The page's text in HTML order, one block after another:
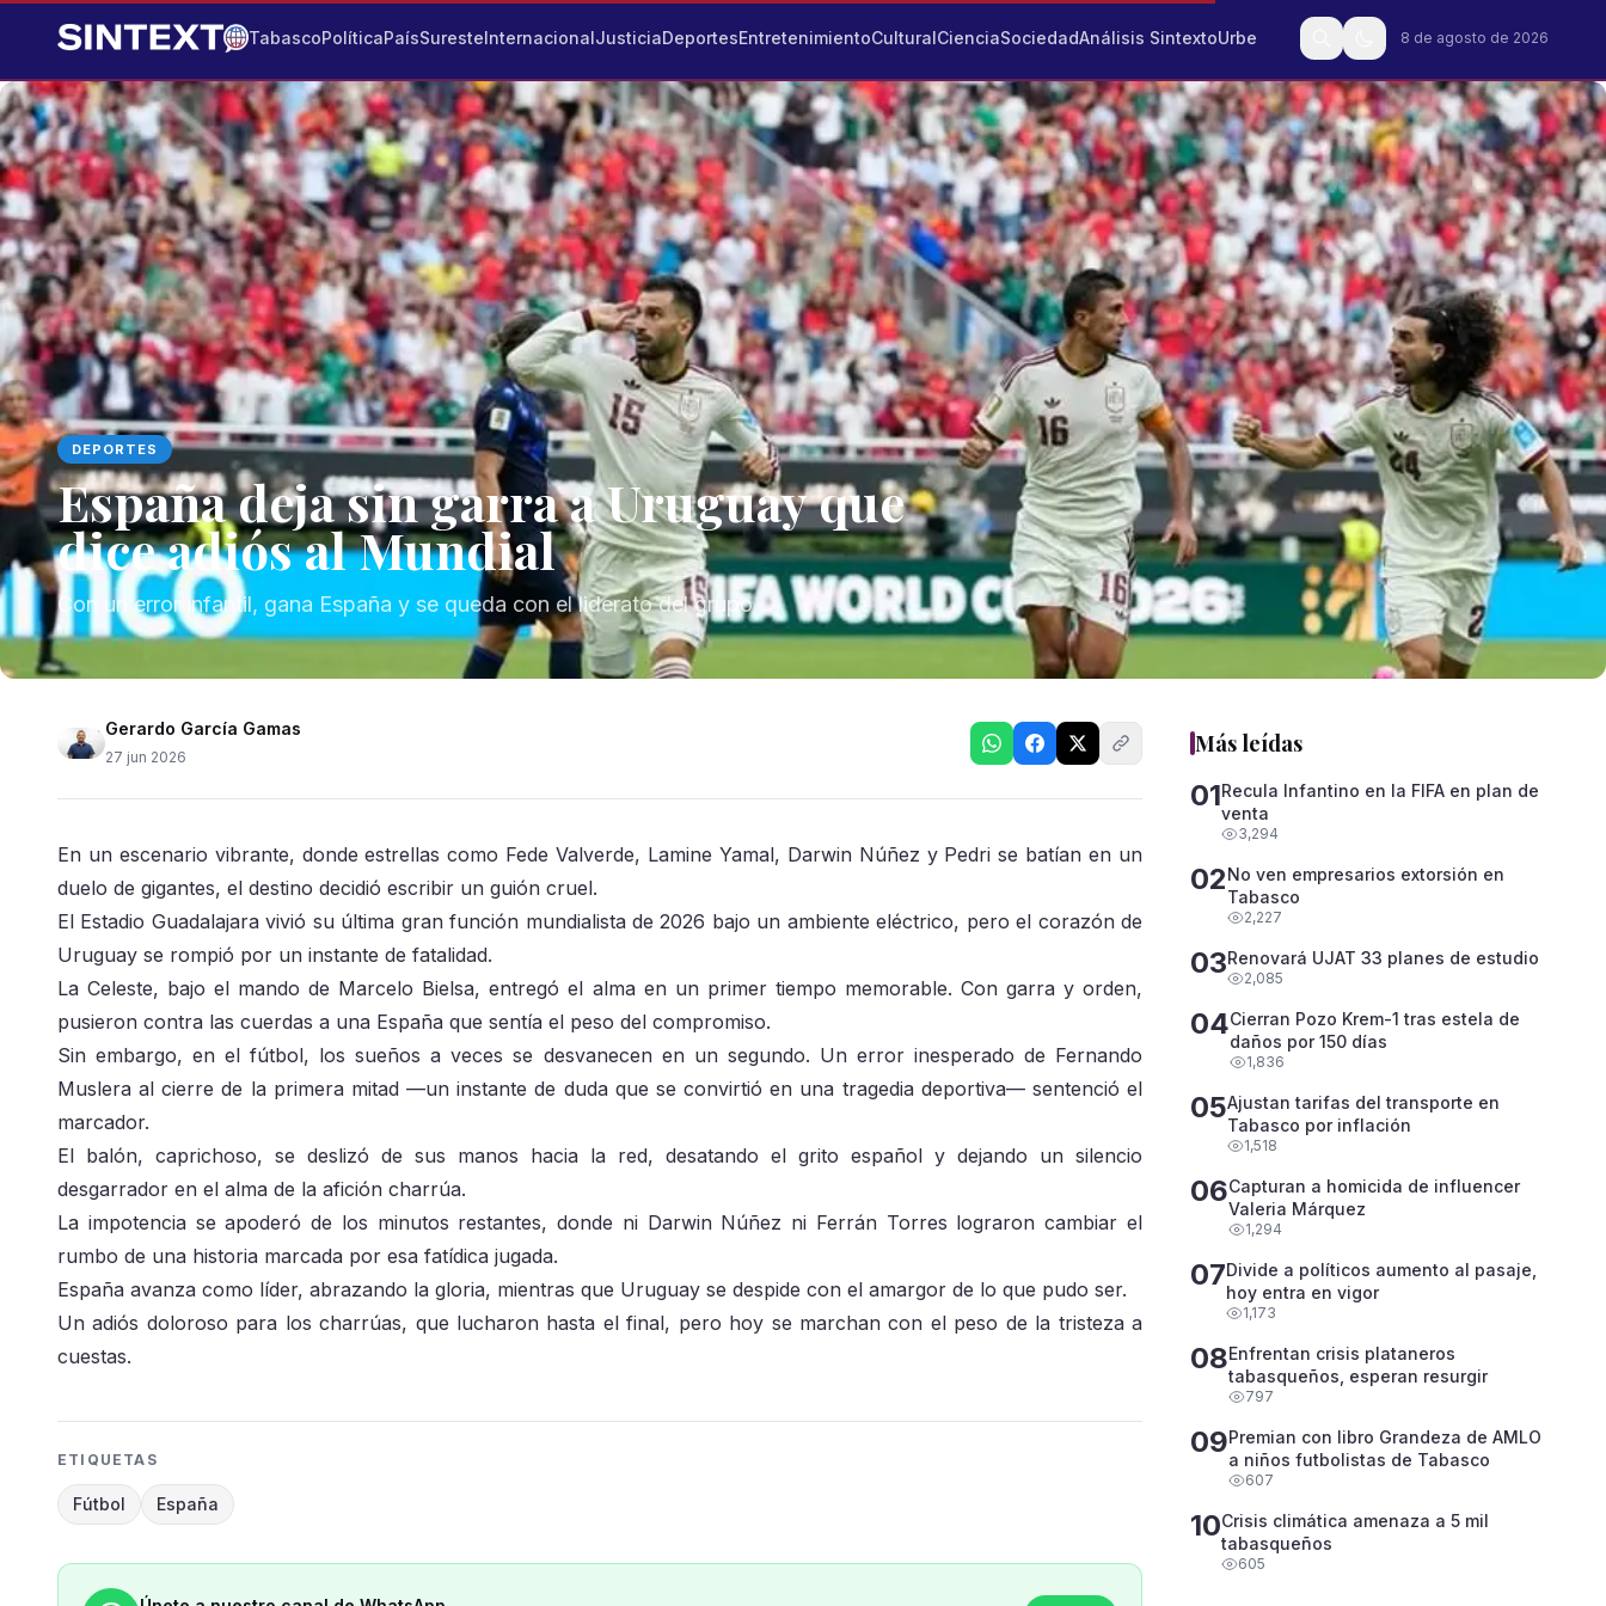
TabascoPolíticaPaísSuresteInternacionalJusticiaDeportesEntretenimientoCulturalCienciaSociedadAnálisis SintextoUrbe 8 de agosto de 2026
DEPORTES
España deja sin garra a Uruguay que
dice adiós al Mundial
Con un error infantil, gana España y se queda con el liderato del grupo
Gerardo García Gamas
27 jun 2026
En un escenario vibrante, donde estrellas como Fede Valverde, Lamine Yamal, Darwin Núñez y Pedri se batían en un
duelo de gigantes, el destino decidió escribir un guión cruel.
El Estadio Guadalajara vivió su última gran función mundialista de 2026 bajo un ambiente eléctrico, pero el corazón de
Uruguay se rompió por un instante de fatalidad.
La Celeste, bajo el mando de Marcelo Bielsa, entregó el alma en un primer tiempo memorable. Con garra y orden,
pusieron contra las cuerdas a una España que sentía el peso del compromiso.
Sin embargo, en el fútbol, los sueños a veces se desvanecen en un segundo. Un error inesperado de Fernando
Muslera al cierre de la primera mitad —un instante de duda que se convirtió en una tragedia deportiva— sentenció el
marcador.
El balón, caprichoso, se deslizó de sus manos hacia la red, desatando el grito español y dejando un silencio
desgarrador en el alma de la afición charrúa.
La impotencia se apoderó de los minutos restantes, donde ni Darwin Núñez ni Ferrán Torres lograron cambiar el
rumbo de una historia marcada por esa fatídica jugada.
España avanza como líder, abrazando la gloria, mientras que Uruguay se despide con el amargor de lo que pudo ser.
Un adiós doloroso para los charrúas, que lucharon hasta el final, pero hoy se marchan con el peso de la tristeza a
cuestas.
ETIQUETAS
Fútbol España
Más leídas
01Recula Infantino en la FIFA en plan de
venta
3,294
02No ven empresarios extorsión en
Tabasco
2,227
03Renovará UJAT 33 planes de estudio
2,085
04Cierran Pozo Krem-1 tras estela de
daños por 150 días
1,836
05Ajustan tarifas del transporte en
Tabasco por inflación
1,518
06Capturan a homicida de influencer
Valeria Márquez
1,294
07Divide a políticos aumento al pasaje,
hoy entra en vigor
1,173
08Enfrentan crisis plataneros
tabasqueños, esperan resurgir
797
09Premian con libro Grandeza de AMLO
a niños futbolistas de Tabasco
607
10Crisis climática amenaza a 5 mil
tabasqueños
605